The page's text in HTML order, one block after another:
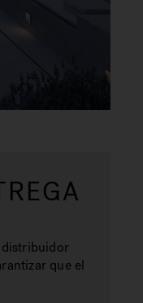
distribuidor
que el